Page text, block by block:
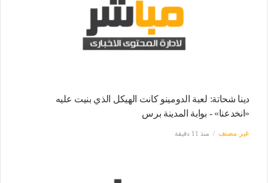
دينا شحاتة: لعبة الدومينو كانت الهيكل الذي بنيت عليه
«انخدعنا» - بوابة المدينة برس
غير مصنف منذ 11 دقيقة